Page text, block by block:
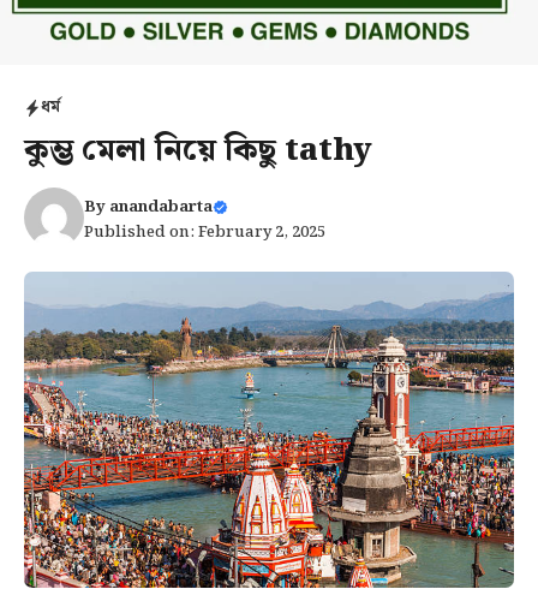
ধর্ম
কুম্ভ মেলা নিয়ে কিছু tathy
Byanandabarta
Published on: February 2, 2025